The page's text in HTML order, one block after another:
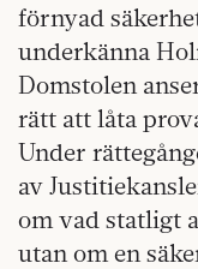
förnyad
underkänna
Domstolen
rätt att låta
Under
av
om vad statligt
utan om en